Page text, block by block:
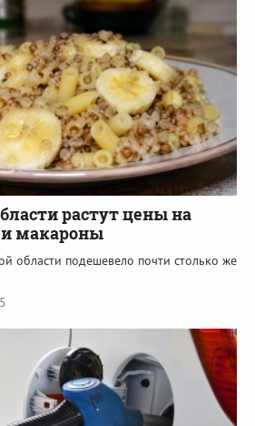
растут цены на
макароны
области подешевело почти столько же